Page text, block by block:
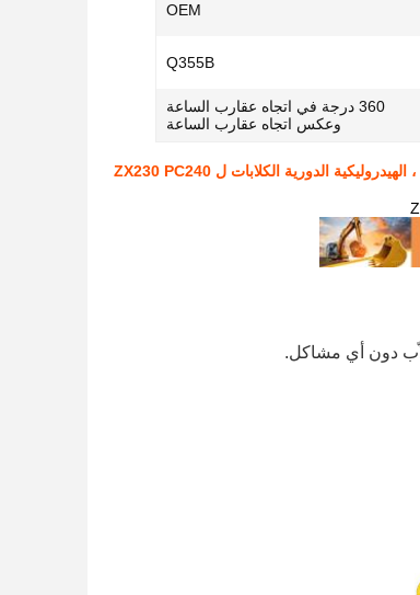
OEM
Q355B
360 درجة في اتجاه عقارب الساعة
وعكس اتجاه عقارب الساعة
دون أي مشاكل.